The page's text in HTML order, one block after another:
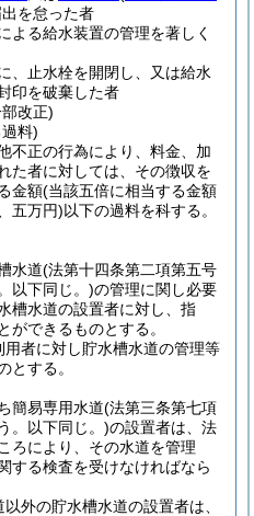
を怠った者
よる給水装置の管理を著しく
、止水栓を開閉し、又は給水
印を破棄した者
改正)
料)
不正の行為により、料金、加
た者に対しては、その徴収を
金額(当該五倍に相当する金額
五万円)以下の過料を科する。
水道(法第十四条第二項第五号
以下同じ。)の管理に関し必要
槽水道の設置者に対し、指
ができるものとする。
者に対し貯水槽水道の管理等
とする。
簡易専用水道(法第三条第七項
。以下同じ。)の設置者は、法
ろにより、その水道を管理
する検査を受けなければなら
外の貯水槽水道の設置者は、